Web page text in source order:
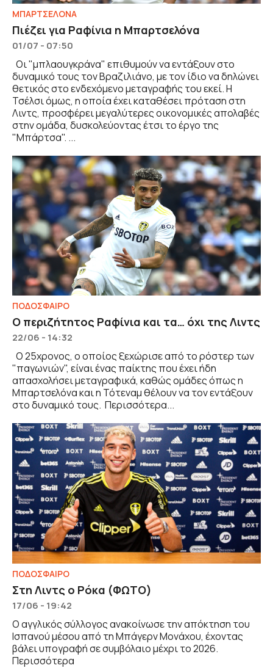
ΜΠΑΡΤΣΕΛΟΝΑ
Πιέζει για Ραφίνια η Μπαρτσελόνα
01/07 - 07:50
Οι "μπλαουγκράνα" επιθυμούν να εντάξουν στο
δυναμικό τους τον Βραζιλιάνο, με τον ίδιο να δηλώνει
θετικός στο ενδεχόμενο μεταγραφής του εκεί. Η
Τσέλσι όμως, η οποία έχει καταθέσει πρόταση στη
Λιντς, προσφέρει μεγαλύτερες οικονομικές απολαβές
στην ομάδα, δυσκολεύοντας έτσι το έργο της
"Μπάρτσα". ...
ΠΟΔΟΣΦΑΙΡΟ
Ο περιζήτητος Ραφίνια και τα… όχι της Λιντς
22/06 - 14:32
Ο 25χρονος, ο οποίος ξεχώρισε από το ρόστερ των
"παγωνιών", είναι ένας παίκτης που έχει ήδη
απασχολήσει μεταγραφικά, καθώς ομάδες όπως η
Μπαρτσελόνα και η Τότεναμ θέλουν να τον εντάξουν
στο δυναμικό τους. Περισσότερα...
ΠΟΔΟΣΦΑΙΡΟ
Στη Λιντς ο Ρόκα (ΦΩΤΟ)
17/06 - 19:42
Ο αγγλικός σύλλογος ανακοίνωσε την απόκτηση του
Ισπανού μέσου από τη Μπάγερν Μονάχου, έχοντας
βάλει υπογραφή σε συμβόλαιο μέχρι το 2026.
Περισσότερα